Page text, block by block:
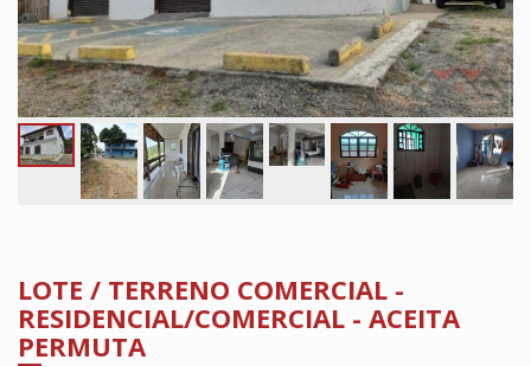
LOTE / TERRENO COMERCIAL -
RESIDENCIAL/COMERCIAL - ACEITA
PERMUTA